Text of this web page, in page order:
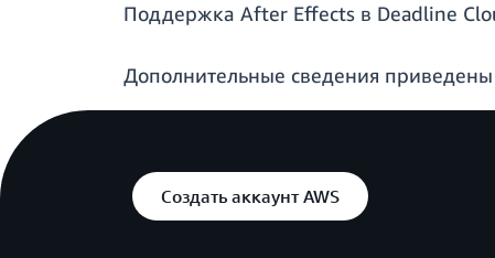
Поддержка After Effects в Deadline
Дополнительные сведения
Создать аккаунт AWS